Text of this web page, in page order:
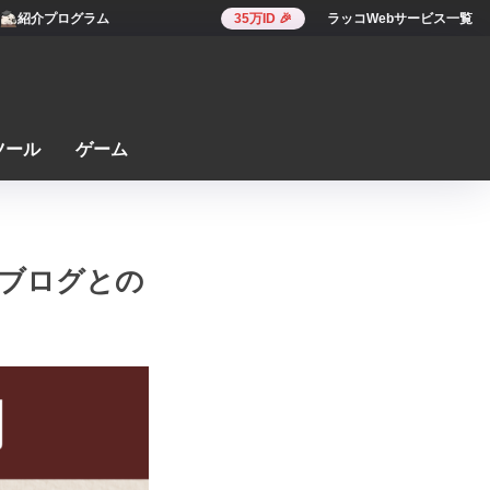
紹介プログラム 35万ID 🎉 ラッコWebサービス一覧
ール ゲーム
ログとの